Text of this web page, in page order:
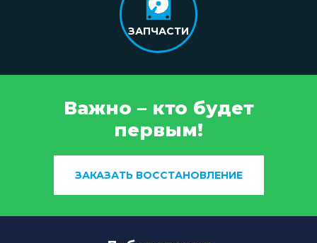
ЗАПЧАСТИ
Важно – кто будет
первым!
ЗАКАЗАТЬ ВОССТАНОВЛЕНИЕ